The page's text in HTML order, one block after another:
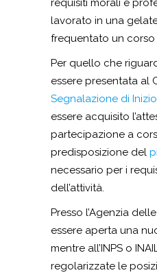
requisiti morali e
lavorato in una
frequentato un
Per quello che
essere presentata al
Segnalazione di
essere acquisito
partecipazione a
predisposizione del
necessario per i
dell’attività.
Presso l’Agenzia
essere aperta una
mentre all’INPS o
regolarizzate le